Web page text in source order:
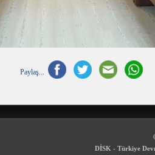
Paylaş...
DİSK - Türkiye